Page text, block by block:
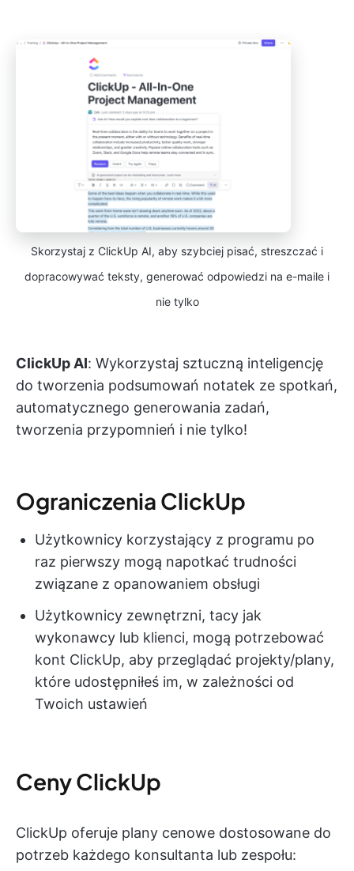
Skorzystaj z ClickUp AI, aby szybciej pisać, streszczać i
dopracowywać teksty, generować odpowiedzi na e-maile i
nie tylko
ClickUp AI: Wykorzystaj sztuczną inteligencję
do tworzenia podsumowań notatek ze spotkań,
automatycznego generowania zadań,
tworzenia przypomnień i nie tylko!
Ograniczenia ClickUp
Użytkownicy korzystający z programu po
raz pierwszy mogą napotkać trudności
związane z opanowaniem obsługi
Użytkownicy zewnętrzni, tacy jak
wykonawcy lub klienci, mogą potrzebować
kont ClickUp, aby przeglądać projekty/plany,
które udostępniłeś im, w zależności od
Twoich ustawień
Ceny ClickUp
ClickUp oferuje plany cenowe dostosowane do
potrzeb każdego konsultanta lub zespołu: